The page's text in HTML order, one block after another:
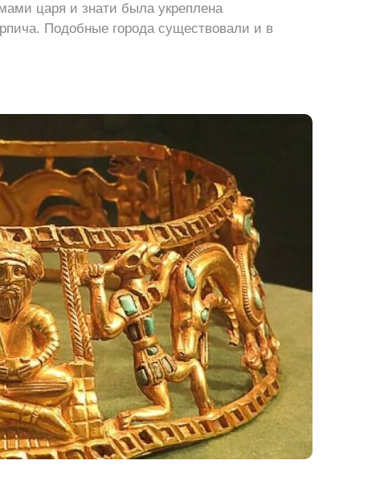
царя и знати была укреплена
Подобные города существовали и в